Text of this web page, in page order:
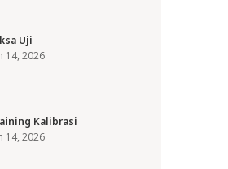
Uji
14, 2026
Kalibrasi
14, 2026